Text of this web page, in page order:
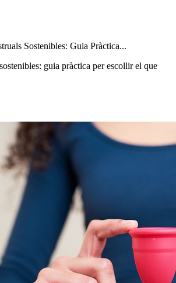
Sostenibles: Guia Pràctica...
guia pràctica per escollir el que